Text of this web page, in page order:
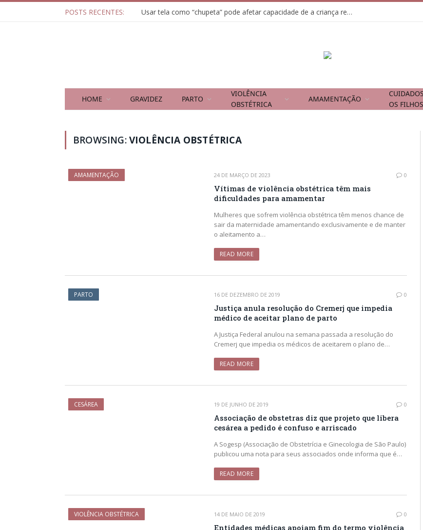
POSTS RECENTES: Usar tela como “chupeta” pode afetar capacidade de a criança regular emoções
HOME GRAVIDEZ PARTO
VIOLÊNCIA
OBSTÉTRICA
AMAMENTAÇÃO
OS FILHOS
BROWSING:VIOLÊNCIA OBSTÉTRICA
AMAMENTAÇÃO 24 DE MARÇO DE 2023 0
Vítimas de violência obstétrica têm mais
dificuldades para amamentar
Mulheres que sofrem violência obstétrica têm menos chance de
sair da maternidade amamentando exclusivamente e de manter
o aleitamento a…
READ MORE
PARTO 16 DE DEZEMBRO DE 2019 0
Justiça anula resolução do Cremerj que impedia
médico de aceitar plano de parto
A Justiça Federal anulou na semana passada a resolução do
Cremerj que impedia os médicos de aceitarem o plano de…
READ MORE
CESÁREA 19 DE JUNHO DE 2019 0
Associação de obstetras diz que projeto que libera
cesárea a pedido é confuso e arriscado
A Sogesp (Associação de Obstetrícia e Ginecologia de São Paulo)
publicou uma nota para seus associados onde informa que é…
READ MORE
VIOLÊNCIA OBSTÉTRICA 14 DE MAIO DE 2019 0
Entidades médicas apoiam fim do termo violência